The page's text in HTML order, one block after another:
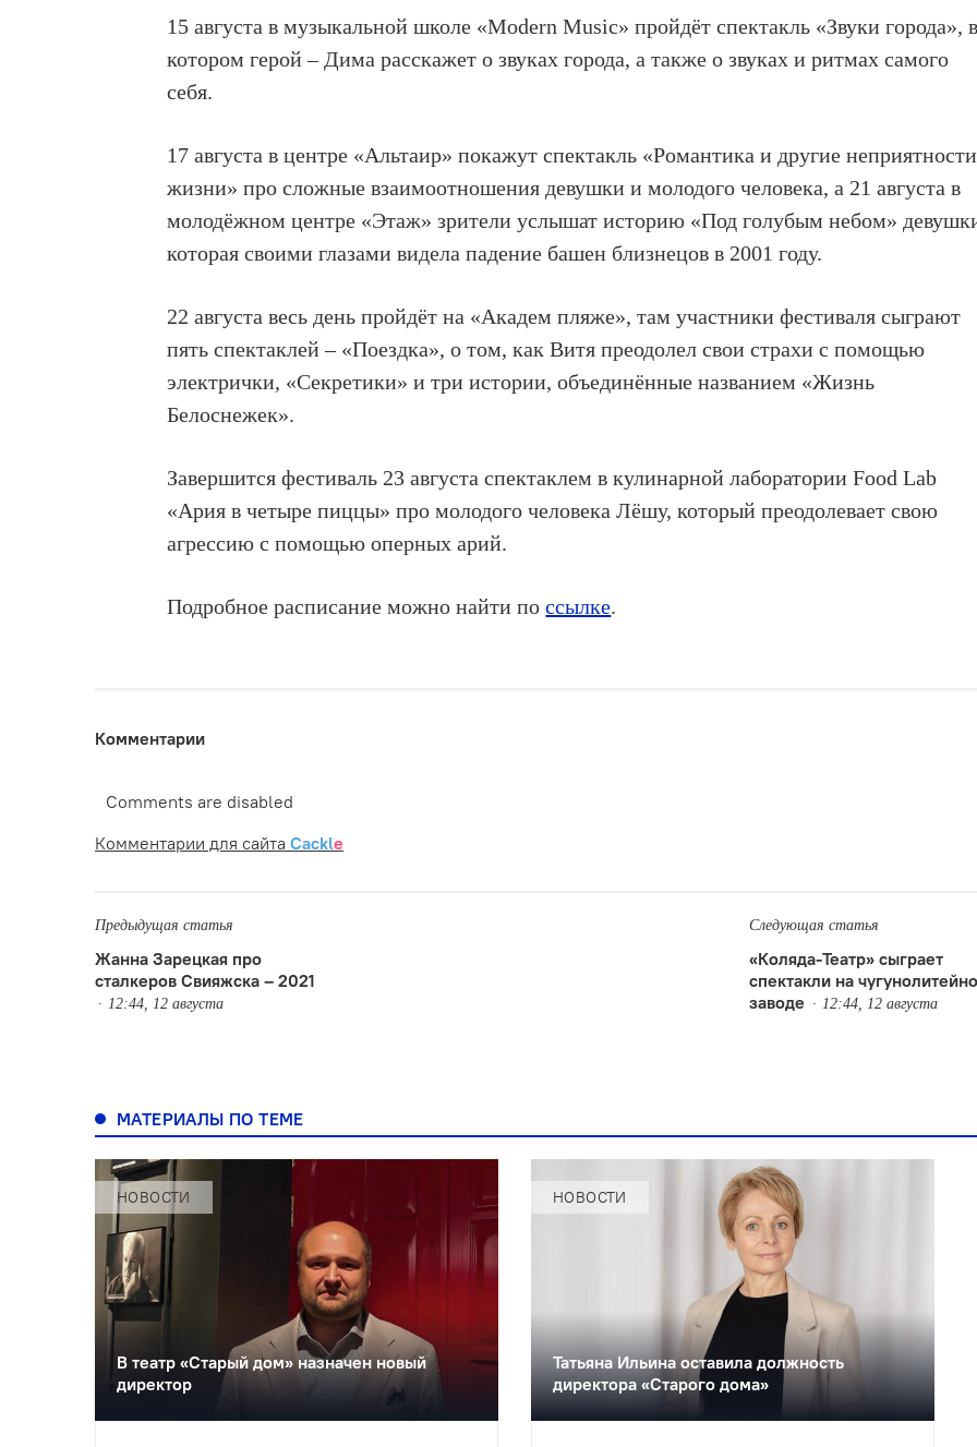
15 августа в музыкальной школе «Modern Music» пройдёт спектакль «Звуки города», в
котором герой – Дима расскажет о звуках города, а также о звуках и ритмах самого
себя.
17 августа в центре «Альтаир» покажут спектакль «Романтика и другие неприятности
жизни» про сложные взаимоотношения девушки и молодого человека, а 21 августа в
молодёжном центре «Этаж» зрители услышат историю «Под голубым небом»
которая своими глазами видела падение башен близнецов в 2001 году.
22 августа весь день пройдёт на «Академ пляже», там участники фестиваля сыграют
пять спектаклей – «Поездка», о том, как Витя преодолел свои страхи с помощью
электрички, «Секретики» и три истории, объединённые названием «Жизнь
Белоснежек».
Завершится фестиваль 23 августа спектаклем в кулинарной лаборатории Food Lab
«Ария в четыре пиццы» про молодого человека Лёшу, который преодолевает свою
агрессию с помощью оперных арий.
Подробное расписание можно найти поссылке.
Комментарии
Comments are disabled
Комментарии для сайта Cackle
Предыдущая статья
Жанна Зарецкая про
сталкеров Свияжска – 2021
12:44, 12 августа
Следующая статья
«Коляда-Театр» сыграет
спектакли на
заводе
12:44, 12 августа
МАТЕРИАЛЫ ПО ТЕМЕ
НОВОСТИ
В театр «Старый дом» назначен новый
директор
НОВОСТИ
Татьяна Ильина оставила должность
директора «Старого дома»